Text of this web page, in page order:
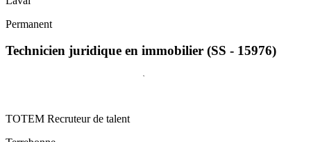
Permanent
Technicien juridique en immobilier (SS - 15976)
TOTEM Recruteur de talent